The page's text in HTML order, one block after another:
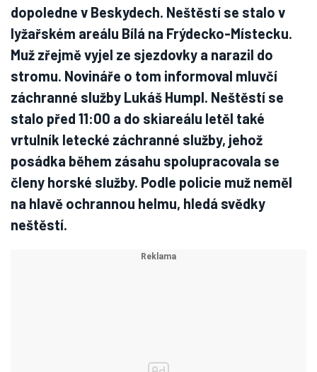
dopoledne v Beskydech. Neštěstí se stalo v
lyžařském areálu Bílá na Frýdecko-Místecku.
Muž zřejmě vyjel ze sjezdovky a narazil do
stromu. Novináře o tom informoval mluvčí
záchranné služby Lukáš Humpl. Neštěstí se
stalo před 11:00 a do skiareálu letěl také
vrtulník letecké záchranné služby, jehož
posádka během zásahu spolupracovala se
členy horské služby. Podle policie muž neměl
na hlavě ochrannou helmu, hledá svědky
neštěstí.